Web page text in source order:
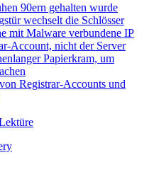
90ern gehalten wurde
wechselt die Schlösser
mit Malware verbundene IP
Account, nicht der Server
Papierkram, um
Registrar-Accounts und